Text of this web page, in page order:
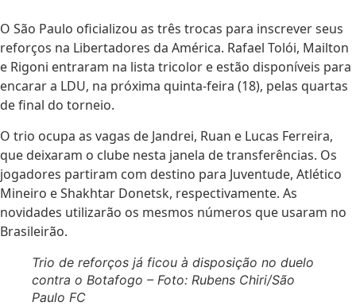
O São Paulo oficializou as três trocas para inscrever seus
reforços na Libertadores da América. Rafael Tolói, Mailton
e Rigoni entraram na lista tricolor e estão disponíveis para
encarar a LDU, na próxima quinta-feira (18), pelas quartas
de final do torneio.
O trio ocupa as vagas de Jandrei, Ruan e Lucas Ferreira,
que deixaram o clube nesta janela de transferências. Os
jogadores partiram com destino para Juventude, Atlético
Mineiro e Shakhtar Donetsk, respectivamente. As
novidades utilizarão os mesmos números que usaram no
Brasileirão.
Trio de reforços já ficou à disposição no duelo
contra o Botafogo – Foto: Rubens Chiri/São
Paulo FC